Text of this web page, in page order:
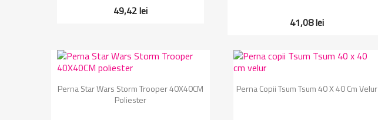
49,42 lei
41,08 lei
Vizualizare rapida
Perna Star Wars Storm Trooper 40X40CM
Poliester
Vizualizare rapida
Perna Copii Tsum Tsum 40 X 40 Cm Velur